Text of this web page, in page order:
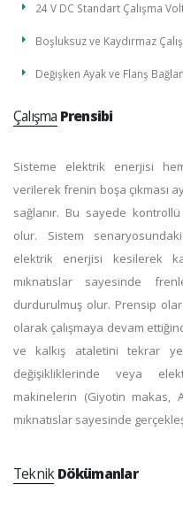
24 V DC Standart Çalışma
Boşluksuz ve Kaydırmaz
Değişken Ayak ve Flanş
Çalışma Prensibi
Sisteme elektrik enerjisi
verilerek frenin boşa çıkması
sağlanır. Bu sayede
olur. Sistem
elektrik enerjisi kesilerek
mıknatıslar sayesinde
durdurulmuş olur. Prensip
olarak çalışmaya devam
ve kalkış ataletini tekrar
değişikliklerinde veya
makinelerin (Giyotin makas,
mıknatıslar sayesinde
Teknik Dökümanlar